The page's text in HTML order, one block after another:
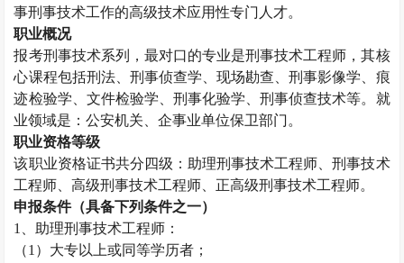
事刑事技术工作的高级技术应用性专门人才。
职业概况
报考刑事技术系列，最对口的专业是刑事技术工程师，其核
心课程包括刑法、刑事侦查学、现场勘查、刑事影像学、痕
迹检验学、文件检验学、刑事化验学、刑事侦查技术等。就
业领域是：公安机关、企事业单位保卫部门。
职业资格等级
该职业资格证书共分四级：助理刑事技术工程师、刑事技术
工程师、高级刑事技术工程师、正高级刑事技术工程师。
申报条件（具备下列条件之一）
1
、助理刑事技术工程师：
（1 ）大专以上或同等学历者；